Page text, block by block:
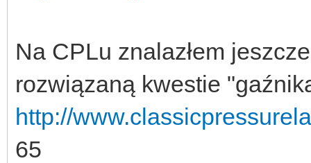
Na CPLu znalazłem
rozwiązaną kwestie
http://
65